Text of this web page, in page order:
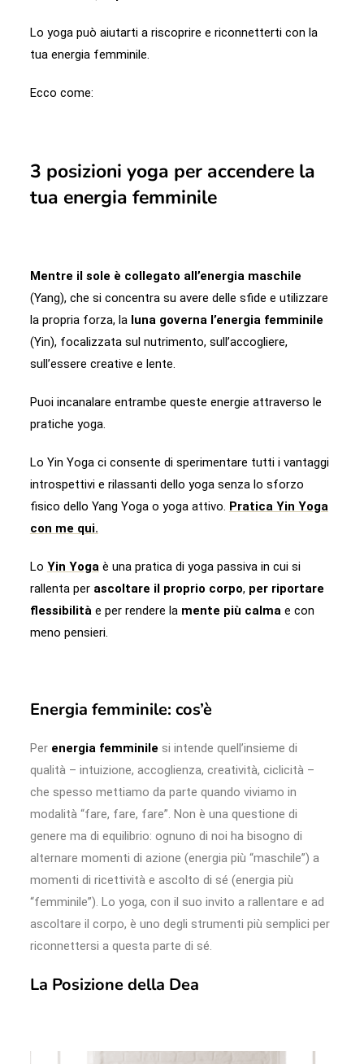
Lo yoga può aiutarti a riscoprire e riconnetterti con la
tua energia femminile.
Ecco come:
3 posizioni yoga per accendere la
tua energia femminile
Mentre il sole è collegato all’energia maschile
(Yang), che si concentra su avere delle sfide e utilizzare
la propria forza, la luna governa l’energia femminile
(Yin), focalizzata sul nutrimento, sull’accogliere,
sull’essere creative e lente.
Puoi incanalare entrambe queste energie attraverso le
pratiche yoga.
Lo Yin Yoga ci consente di sperimentare tutti i vantaggi
introspettivi e rilassanti dello yoga senza lo sforzo
fisico dello Yang Yoga o yoga attivo. Pratica Yin Yoga
con me qui.
Lo Yin Yogaè una pratica di yoga passiva in cui si
rallenta perascoltare il proprio corpo, per riportare
flessibilitàe per rendere la mente più calmae con
meno pensieri.
Energia femminile: cos’è
Per energia femminile si intende quell’insieme di
qualità – intuizione, accoglienza, creatività, ciclicità –
che spesso mettiamo da parte quando viviamo in
modalità “fare, fare, fare”. Non è una questione di
genere ma di equilibrio: ognuno di noi ha bisogno di
alternare momenti di azione (energia più “maschile”) a
momenti di ricettività e ascolto di sé (energia più
“femminile”). Lo yoga, con il suo invito a rallentare e ad
ascoltare il corpo, è uno degli strumenti più semplici per
riconnettersi a questa parte di sé.
La Posizione della Dea